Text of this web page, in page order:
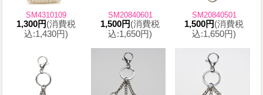
SM4310109
1,300円(消費税
込:1,430円)
SM20840601
1,500円(消費税
込:1,650円)
SM20840501
1,500円(消費税
込:1,650円)